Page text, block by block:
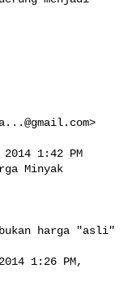
>
1:42 PM
Minyak
harga "asli"
1:26 PM,